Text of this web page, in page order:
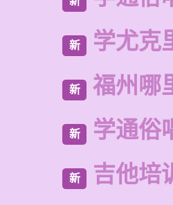
新 学尤克
新 福州哪
新 学通俗
新 吉他培